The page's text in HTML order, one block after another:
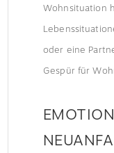
Wohnsituation
oder eine
Gespür für